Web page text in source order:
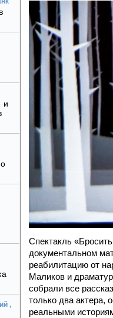
и
,
Спектакль
документальном
реабилитацию от
Маликов и
собрали все
только два актера,
реальными